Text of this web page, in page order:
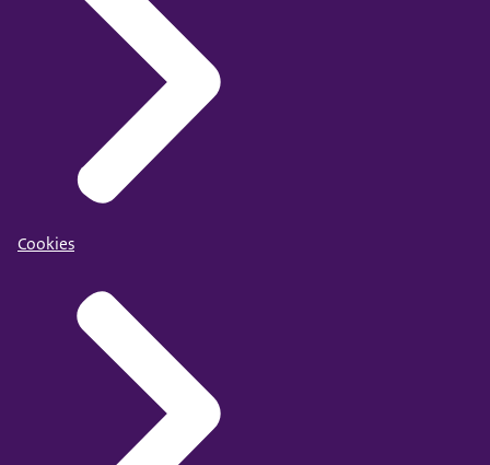
Borging van diversiteit in sekse, gender en seksuele
oriëntatie in de zorg
De kwaliteit van leven en de levensverwachting van
mensen met een licht verstandelijke beperking is
lager dan van mensen zonder een licht verstandelijke
beperking. Zie:
Cookies